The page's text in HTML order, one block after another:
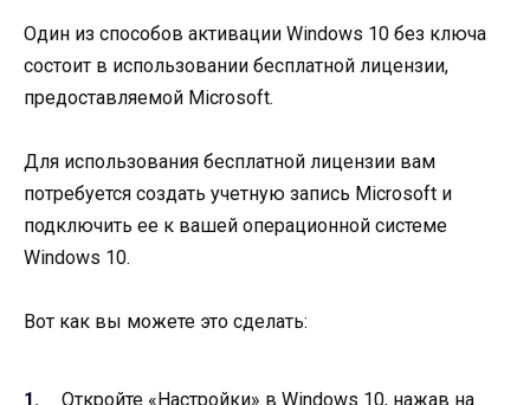
Один из способов активации Windows 10 без ключа
состоит в использовании бесплатной лицензии,
предоставляемой Microsoft.
Для использования бесплатной лицензии вам
потребуется создать учетную запись Microsoft и
подключить ее к вашей операционной системе
Windows 10.
Вот как вы можете это сделать:
Откройте «Настройки» в Windows 10, нажав на